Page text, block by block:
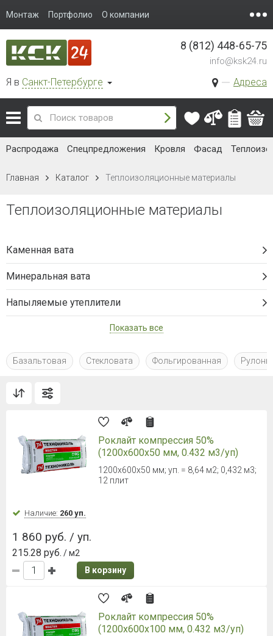
Монтаж Портфолио О компании
Я в Санкт-Петербурге Адреса
8 (812) 448-65-75
info@ksk24.ru
Распродажа Спецпредложения Кровля Фасад
Главная Каталог Теплоизоляционные материалы
Теплоизоляционные материалы
Каменная вата
Минеральная вата
Напыляемые утеплители
Показать все
Базальтовая Стекловата Фольгированная Рулоны
Роклайт компрессия 50%
(1200х600х50 мм, 0.432 м3/уп)
1200х600х50 мм; уп. = 8,64 м2; 0,432 м3;
12 плит
Наличие: 260 уп.
1 860 руб. / уп.
215.28 руб. / м2
В корзину
Роклайт компрессия 50%
(1200х600х100 мм, 0.432 м3/уп)